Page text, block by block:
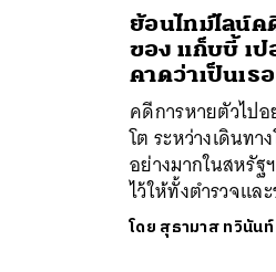
ย้อนไทม์ไลน์
ของ แก็บบี้ เ
คาดว่าเป็นเธอ
คดีการหายตัวไป
โต ระหว่างเดินท
อย่างมากในสหรั
ไว้ให้ทั้งตำรวจแล
โดย สุธามาส ทวินันท์